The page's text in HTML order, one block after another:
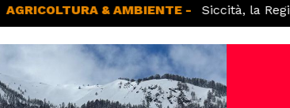
AGRICOLTURA & AMBIENTE - Siccità, la